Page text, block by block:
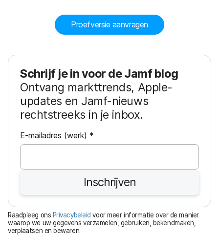
Proefversie aanvragen
Schrijf je in voor de Jamf blog
Ontvang markttrends, Apple-
updates en Jamf-nieuws
rechtstreeks in je inbox.
E-mailadres (werk) *V
e
e
i
s
t
Inschrijven
Raadpleeg ons Privacybeleid voor meer informatie over de manier
waarop we uw gegevens verzamelen, gebruiken, bekendmaken,
verplaatsen en bewaren.